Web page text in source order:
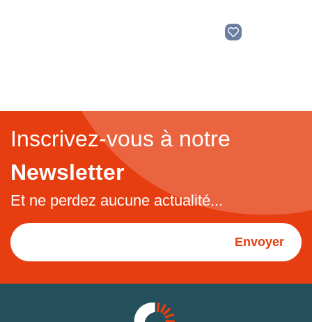
Inscrivez-vous à notre
Newsletter
Et ne perdez aucune actualité...
Envoyer